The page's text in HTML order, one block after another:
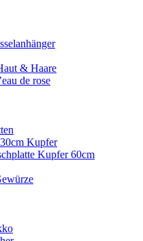
& Haare
de rose
Kupfer
Kupfer 60cm